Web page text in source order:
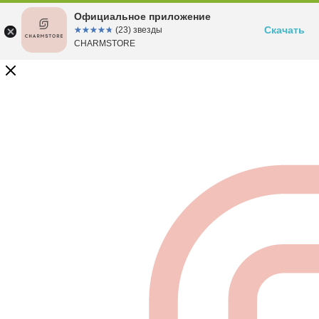
Официальное приложение
☆☆☆☆☆
★★★★★ (23) звезды
CHARMSTORE
Скачать